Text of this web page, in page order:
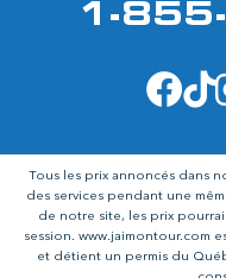
1-
Tous les prix annoncés dans
des services pendant une
de notre site, les prix
session. www.jaimontour.com
et détient un permis du